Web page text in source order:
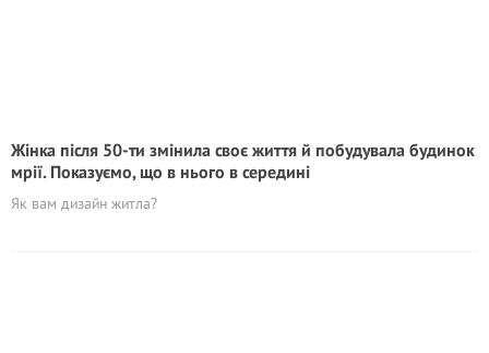
Жінка після 50-ти змінила своє життя й побудувала будинок
мрії. Показуємо, що в нього в середині
Як вам дизайн житла?